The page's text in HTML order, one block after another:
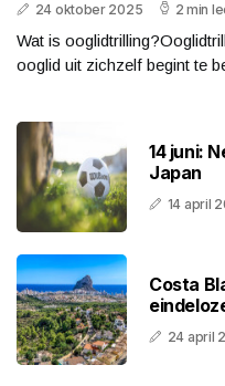
24 oktober 2025 2 min
Wat is
ooglid uit zichzelf begint te
14 juni:
Japan
14 april
Costa
24 april